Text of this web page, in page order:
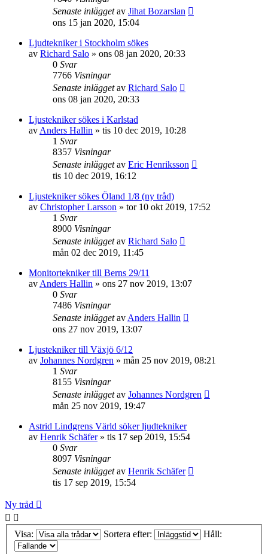
Senaste inläggetav Jihat Bozarslan
ons 15 jan 2020, 15:04
Ljudtekniker i Stockholm sökes
av Richard Salo » ons 08 jan 2020, 20:33
0 Svar
7766 Visningar
Senaste inläggetav Richard Salo
ons 08 jan 2020, 20:33
Ljustekniker sökes i Karlstad
av Anders Hallin » tis 10 dec 2019, 10:28
1 Svar
8357 Visningar
Senaste inläggetav Eric Henriksson
tis 10 dec 2019, 16:12
Ljustekniker sökes Öland 1/8 (ny tråd)
av Christopher Larsson » tor 10 okt 2019, 17:52
1 Svar
8900 Visningar
Senaste inläggetav Richard Salo
mån 02 dec 2019, 11:45
Monitortekniker till Berns 29/11
av Anders Hallin » ons 27 nov 2019, 13:07
0 Svar
7486 Visningar
Senaste inläggetav Anders Hallin
ons 27 nov 2019, 13:07
Ljustekniker till Växjö 6/12
av Johannes Nordgren » mån 25 nov 2019, 08:21
1 Svar
8155 Visningar
Senaste inläggetav Johannes Nordgren
mån 25 nov 2019, 19:47
Astrid Lindgrens Värld söker ljudtekniker
av Henrik Schäfer» tis 17 sep 2019, 15:54
0 Svar
8097 Visningar
Senaste inläggetav Henrik Schäfer
tis 17 sep 2019, 15:54
Ny tråd
Visa: Sortera efter: Håll: